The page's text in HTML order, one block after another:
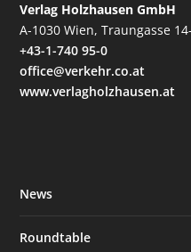
Verlag Holzhausen GmbH
A-1030 Wien, Traungasse
+43-1-740 95-0
office@verkehr.co.at
www.verlagholzhausen.at
News
Roundtable